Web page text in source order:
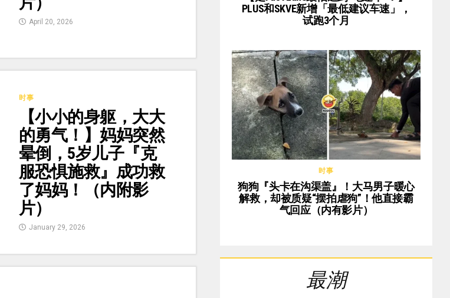
April 20, 2026
时事
【小小的身躯，大大
的勇气！】妈妈突然
晕倒，5岁儿子『克
服恐惧施救』成功救
了妈妈！（内附影
片）
January 29, 2026
PLUS和SKVE新增「最低建议车速」，
试跑3个月
时事
狗狗『头卡在沟渠盖』！大马男子暖心
解救，却被质疑“摆拍虐狗”！他直接霸
气回应（内有影片）
最潮